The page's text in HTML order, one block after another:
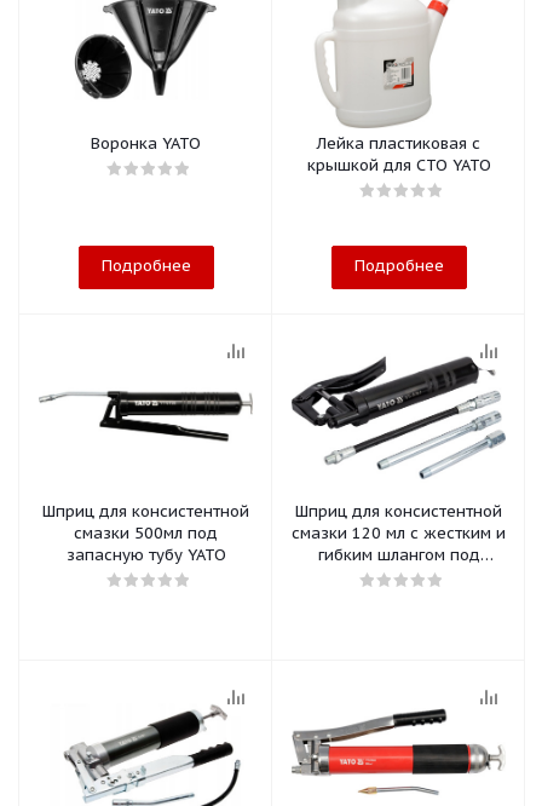
Воронка YATO
Подробнее
Лейка пластиковая с
крышкой для СТО YATO
Подробнее
Шприц для консистентной
смазки 500мл под
запасную тубу YATO
Шприц для консистентной
смазки 120 мл с жестким и
гибким шлангом под
запасную тубу YATO